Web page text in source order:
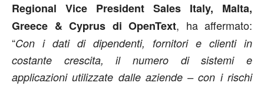
Regional Vice President Sales Italy, Malta,
Greece & Cyprus di OpenText, ha affermato:
“Con i dati di dipendenti, fornitori e clienti in
costante crescita, il numero di sistemi e
applicazioni utilizzate dalle aziende – con i rischi